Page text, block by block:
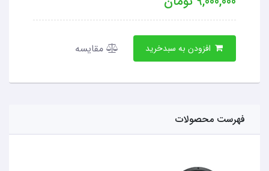
مقایسه
فهرست محصولات